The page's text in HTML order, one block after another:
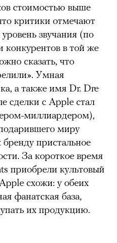
стоимостью выше
критики отмечают
звучания (по
в той же
сказать, что
Умная
а также имя Dr. Dre
сделки с Apple стал
миллиардером),
миру
пристальное
За короткое время
приобрели культовый
схожи: у обеих
фанатская база,
их продукцию.